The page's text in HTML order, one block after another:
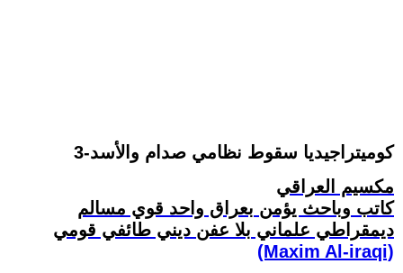
كوميتراجيديا سقوط نظامي صدام والأسد-3
مكسيم العراقي
كاتب وباحث يؤمن بعراق واحد قوي مسالم
ديمقراطي علماني بلا عفن ديني طائفي قومي
(Maxim Al-iraqi)